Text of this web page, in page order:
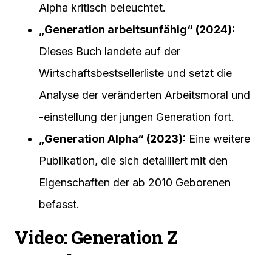
Alpha kritisch beleuchtet.
„Generation arbeitsunfähig“ (2024):
Dieses Buch landete auf der
Wirtschaftsbestsellerliste und setzt die
Analyse der veränderten Arbeitsmoral und
-einstellung der jungen Generation fort.
„Generation Alpha“ (2023): Eine weitere
Publikation, die sich detailliert mit den
Eigenschaften der ab 2010 Geborenen
befasst.
Video: Generation Z